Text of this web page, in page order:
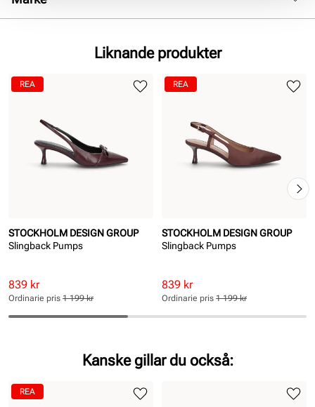
Liknande produkter
STOCKHOLM DESIGN GROUP
Slingback Pumps
Rabatterat
pris
Pris
839 kr
Ordinarie
pris
Pris
Ordinarie pris 1 199 kr
REA
STOCKHOLM DESIGN GROUP
Slingback Pumps
Rabatterat
pris
Pris
839 kr
Ordinarie
pris
Pris
Ordinarie pris 1 199 kr
REA
Kanske gillar du också:
REA